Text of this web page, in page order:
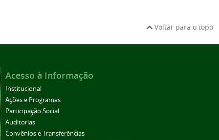
Voltar para o topo
Acesso à Informação
Institucional
Ações e Programas
Participação Social
Auditorias
Convênios e Transferências